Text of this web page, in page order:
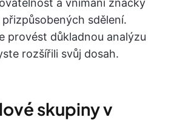
a vnímání značky
sdělení.
provést důkladnou analýzu
rozšířili svůj dosah.
skupiny v